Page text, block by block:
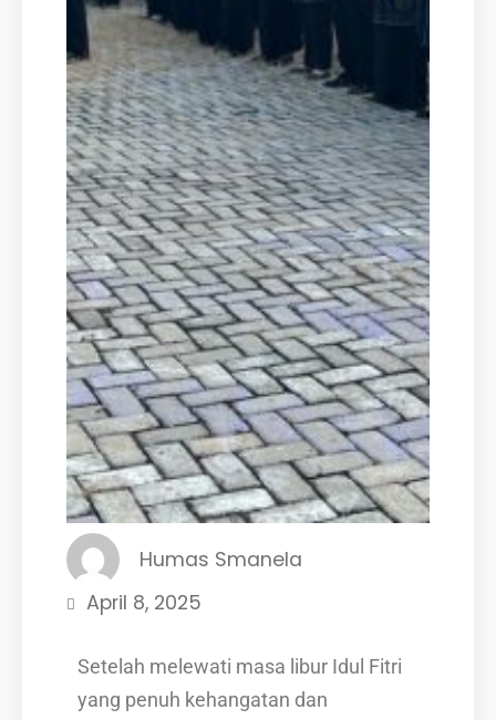
Humas Smanela
April 8, 2025
Setelah melewati masa libur Idul Fitri
yang penuh kehangatan dan